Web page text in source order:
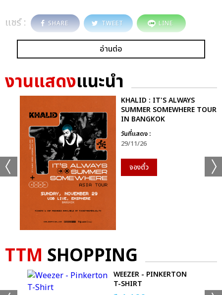
แชร์ : SHARE TWEET LINE
อ่านต่อ
งานแสดงแนะนำ
KHALID : IT'S ALWAYS
SUMMER SOMEWHERE TOUR
IN BANGKOK
วันที่แสดง :
29/11/26
จองตั๋ว
TTM SHOPPING
WEEZER - PINKERTON
T-SHIRT